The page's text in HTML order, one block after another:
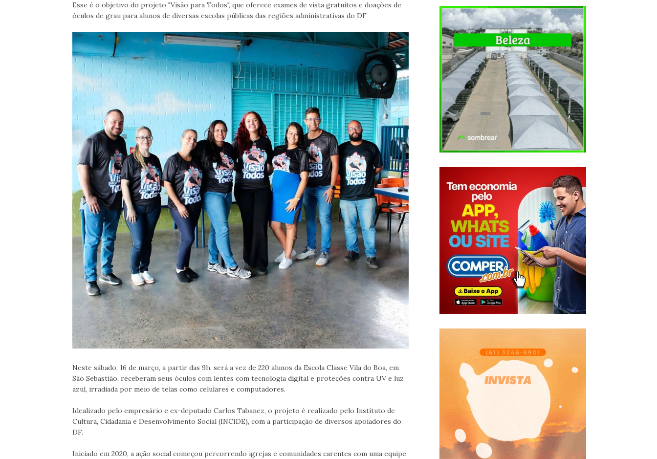
Esse é o objetivo do projeto "Visão para Todos", que oferece exames de vista gratuitos e doações de
óculos de grau para alunos de diversas escolas públicas das regiões administrativas do DF
Neste sábado, 16 de março, a partir das 9h, será a vez de 220 alunos da Escola Classe Vila do Boa, em
São Sebastião, receberam seus óculos com lentes com tecnologia digital e proteções contra UV e luz
azul, irradiada por meio de telas como celulares e computadores.
Idealizado pelo empresário e ex-deputado Carlos Tabanez, o projeto é realizado pelo Instituto de
Cultura, Cidadania e Desenvolvimento Social (INCIDE), com a participação de diversos apoiadores do
DF.
Iniciado em 2020, a ação social começou percorrendo igrejas e comunidades carentes com uma equipe